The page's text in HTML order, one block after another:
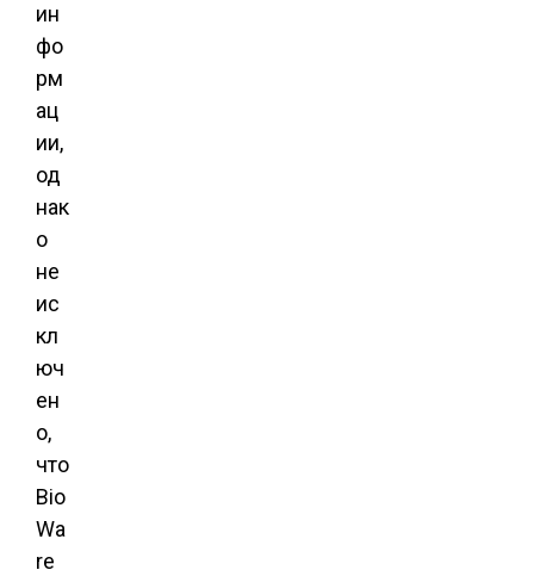
ин
фо
рм
ац
ии,
од
нак
о
не
ис
кл
юч
ен
о,
что
Bio
Wa
re